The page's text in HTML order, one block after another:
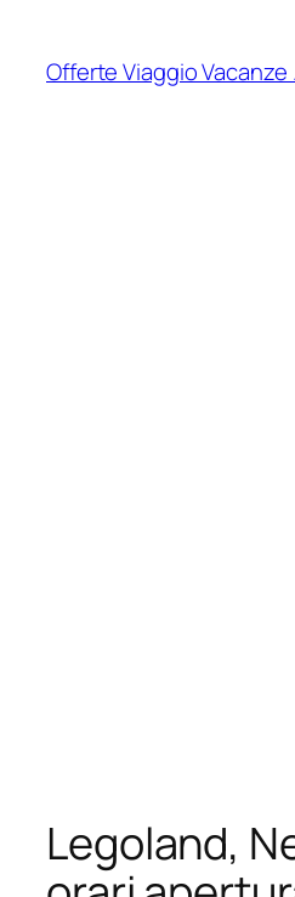
contenuto
Offerte Viaggio Vacanze
Legoland,